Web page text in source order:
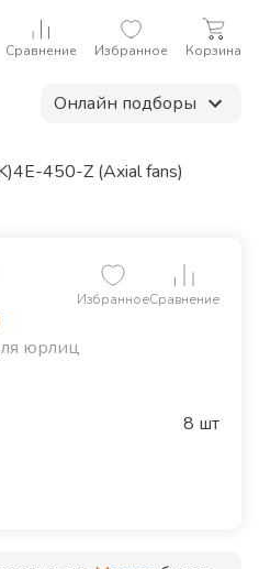
Сравнение Избранное Корзина
Онлайн подборы
450-Z (Axial fans)
ИзбранноеСравнение
юрлиц
8 шт